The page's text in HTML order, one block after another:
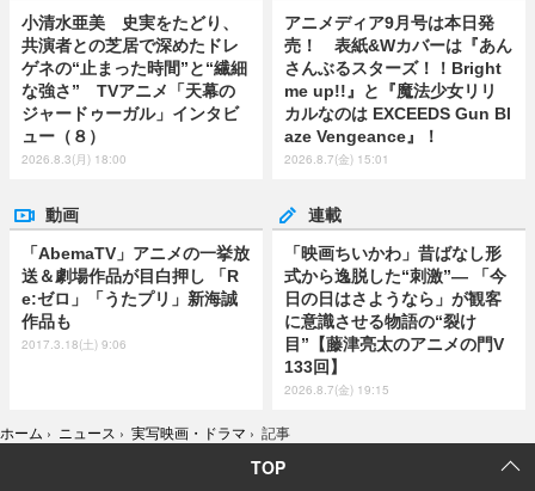
小清水亜美 史実をたどり、
共演者との芝居で深めたドレ
ゲネの“止まった時間”と“繊細
な強さ” TVアニメ「天幕の
ジャードゥーガル」インタビ
ュー（８）
2026.8.3(月) 18:00
アニメディア9月号は本日発
売！ 表紙&Wカバーは『あん
さんぶるスターズ！！Bright
me up!!』と『魔法少女リリ
カルなのは EXCEEDS Gun Bl
aze Vengeance』！
2026.8.7(金) 15:01
動画
「AbemaTV」アニメの一挙放
送＆劇場作品が目白押し 「R
e:ゼロ」「うたプリ」新海誠
作品も
2017.3.18(土) 9:06
連載
「映画ちいかわ」昔ばなし形
式から逸脱した“刺激”― 「今
日の日はさようなら」が観客
に意識させる物語の“裂け
目”【藤津亮太のアニメの門V
133回】
2026.8.7(金) 19:15
ホーム › ニュース › 実写映画・ドラマ › 記事
TOP